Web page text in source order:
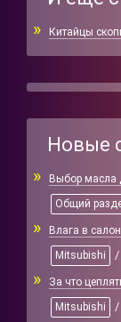
Китайцы
Новые
Выбор масла
Общий
Влага в
Mitsubishi
/
За что
Mitsubishi
/